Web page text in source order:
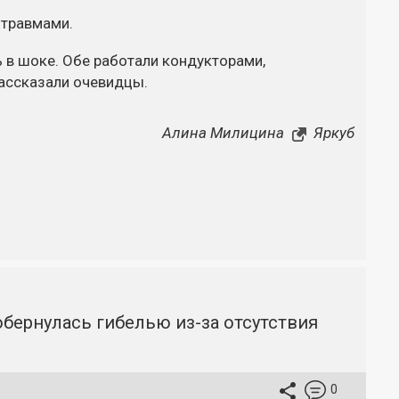
в шоке. Обе работали кондукторами,
очевидцы.
Алина Милицина Яркуб
гибелью из-за отсутствия
0